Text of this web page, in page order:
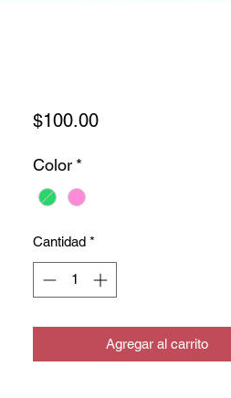
$100.00Precio
Color *
Cantidad *
Agregar al carrito